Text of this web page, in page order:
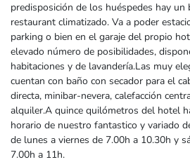
predisposición de los huéspedes hay un
restaurant climatizado. Va a poder
parking o bien en el garaje del propio
elevado número de posibilidades,
habitaciones y de lavandería.Las muy
cuentan con baño con secador para el
directa, minibar-nevera, calefacción
alquiler.A quince quilómetros del hotel
horario de nuestro fantastico y variado
de lunes a viernes de 7.00h a 10.30h y
7.00h a 11h.